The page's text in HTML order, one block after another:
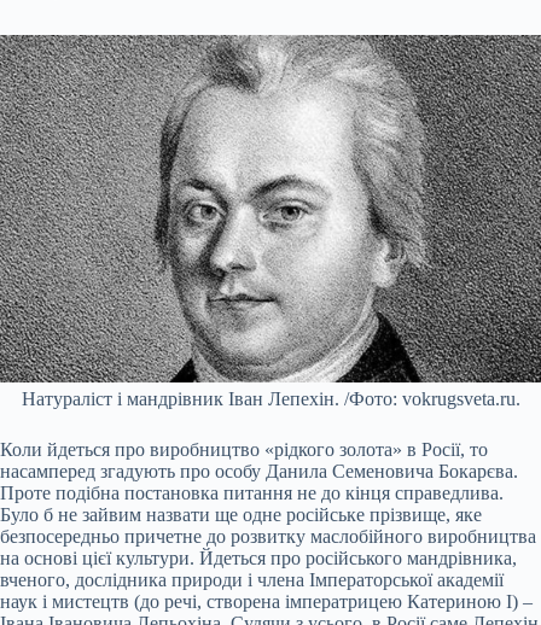
Натураліст і мандрівник Іван Лепехін. /Фото: vokrugsveta.ru.
Коли йдеться про виробництво «рідкого золота» в Росії, то
насамперед згадують про особу Данила Семеновича Бокарєва.
Проте подібна постановка питання не до кінця справедлива.
Було б не зайвим назвати ще одне російське прізвище, яке
безпосередньо причетне до розвитку маслобійного виробництва
на основі цієї культури. Йдеться про російського мандрівника,
вченого, дослідника природи і члена Імператорської академії
наук і мистецтв (до речі, створена імператрицею Катериною I) –